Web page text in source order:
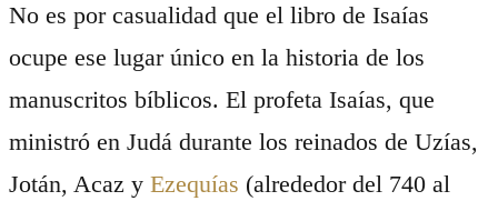
No es por casualidad que el libro de Isaías
ocupe ese lugar único en la historia de los
manuscritos bíblicos. El profeta Isaías, que
ministró en Judá durante los reinados de Uzías,
Jotán, Acaz y Ezequías (alrededor del 740 al